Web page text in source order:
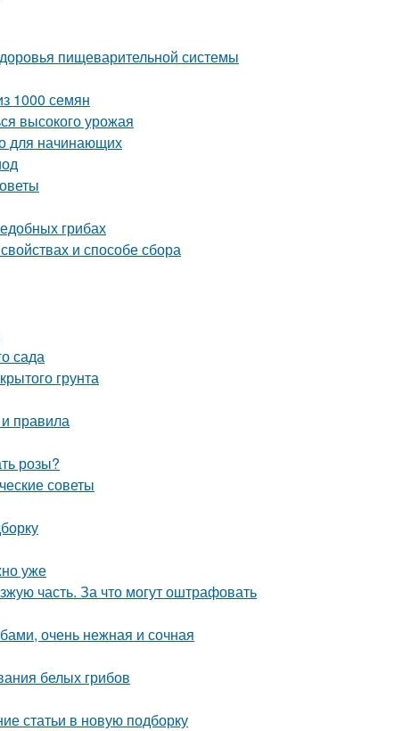
пищеварительной системы
1000 семян
высокого урожая
для начинающих
грибах
и способе сбора
сада
грунта
правила
розы?
советы
уже
часть. За что могут оштрафовать
очень нежная и сочная
белых грибов
статьи в новую подборку